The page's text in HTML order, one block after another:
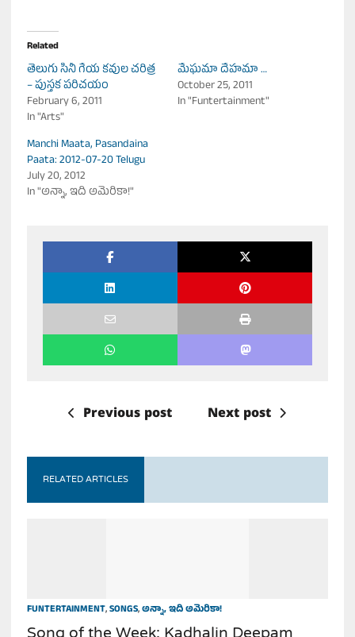
Related
తెలుగు సినీ గేయ కవుల చరిత్ర
– పుస్తక పరిచయం
February 6, 2011
In "Arts"
మేఘమా దేహమా …
October 25, 2011
In "Funtertainment"
Manchi Maata, Pasandaina
Paata: 2012-07-20 Telugu
July 20, 2012
In "అన్నా, ఇది అమెరికా!"
Previous post Next post
RELATED ARTICLES
FUNTERTAINMENT,SONGS,అన్నా, ఇది అమెరికా!